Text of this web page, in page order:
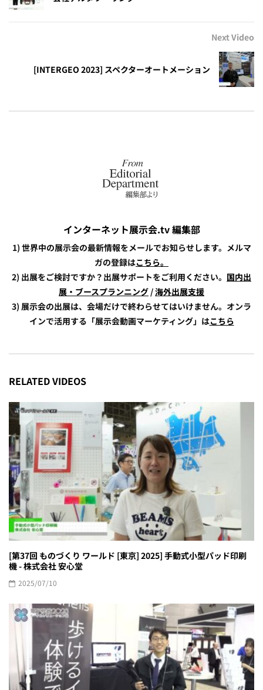
Next Video
[INTERGEO 2023] スペクターオートメーション
インターネット展示会.tv 編集部
1) 世界中の展示会の最新情報をメールでお知らせします。メルマ
ガの登録はこちら。
2) 出展をご検討ですか？出展サポートをご利用ください。 国内出
展・ブースプランニング /海外出展支援
3) 展示会の出展は、会場だけで終わらせてはいけません。オンラ
インで活用する「展示会動画マーケティング」はこちら
RELATED VIDEOS
[第37回 ものづくり ワールド [東京] 2025] 手動式小型パッド印刷
機 - 株式会社 安心堂
2025/07/10